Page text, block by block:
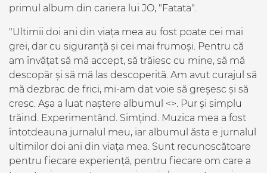
primul album din cariera lui JO, "Fatata".
"Ultimii doi ani din viața mea au fost poate cei mai
grei, dar cu siguranță și cei mai frumoși. Pentru că
am învățat să mă accept, să trăiesc cu mine, să mă
descopăr și să mă las descoperită. Am avut curajul să
mă dezbrac de frici, mi-am dat voie să greșesc și să
cresc. Așa a luat naștere albumul <>. Pur și simplu
trăind. Experimentând. Simțind. Muzica mea a fost
întotdeauna jurnalul meu, iar albumul ăsta e jurnalul
ultimilor doi ani din viața mea. Sunt recunoscătoare
pentru fiecare experiență, pentru fiecare om care a